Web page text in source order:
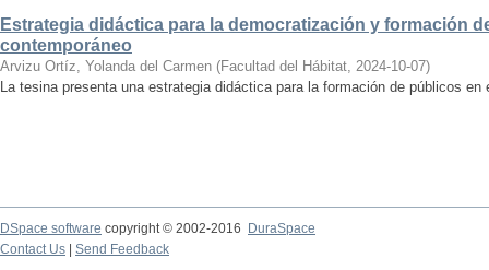
Estrategia didáctica para la democratización y formación
contemporáneo
Arvizu Ortíz, Yolanda del Carmen (Facultad del Hábitat, 2024-10-07)
La tesina presenta una estrategia didáctica para la formación de públicos en
DSpace software copyright © 2002-2016
DuraSpace
Contact Us
Send Feedback